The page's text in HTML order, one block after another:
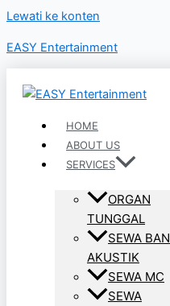
Lewati ke konten
EASY Entertainment
HOME
ABOUT US
SERVICES
ORGAN
TUNGGAL
SEWA
AKUSTIK
SEWA MC
SEWA